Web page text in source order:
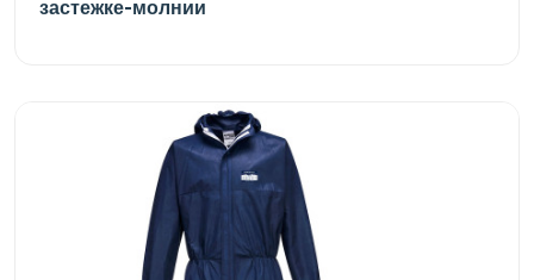
застежке-молнии